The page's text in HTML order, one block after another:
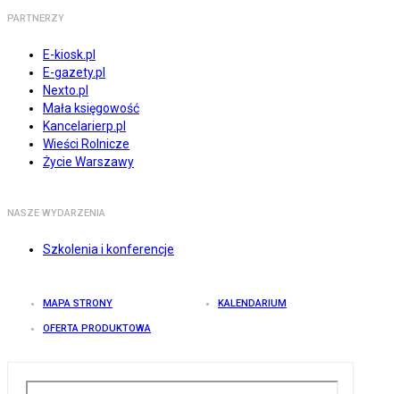
PARTNERZY
E-kiosk.pl
E-gazety.pl
Nexto.pl
Mała księgowość
Kancelarierp.pl
Wieści Rolnicze
Życie Warszawy
NASZE WYDARZENIA
Szkolenia i konferencje
MAPA STRONY KALENDARIUM
OFERTA PRODUKTOWA